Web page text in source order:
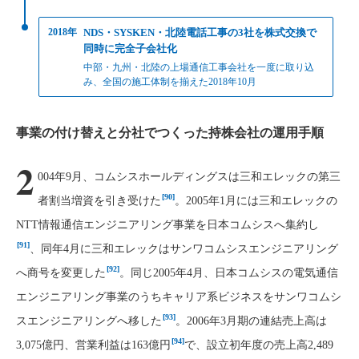
2018年 NDS・SYSKEN・北陸電話工事の3社を株式交換で
同時に完全子会社化
中部・九州・北陸の上場通信工事会社を一度に取り込
み、全国の施工体制を揃えた2018年10月
事業の付け替えと分社でつくった持株会社の運用手順
2 004年9月、コムシスホールディングスは三和エレックの第三
者割当増資を引き受けた [90]。2005年1月には三和エレックの
NTT情報通信エンジニアリング事業を日本コムシスへ集約し
[91]
、同年4月に三和エレックはサンワコムシスエンジニアリング
へ商号を変更した [92]。同じ2005年4月、日本コムシスの電気通信
エンジニアリング事業のうちキャリア系ビジネスをサンワコムシ
スエンジニアリングへ移した [93]。2006年3月期の連結売上高は
3,075億円、営業利益は163億円 [94]で、設立初年度の売上高2,489